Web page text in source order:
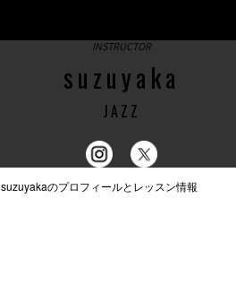
INSTRUCTOR
suzuyaka
JAZZ
suzuyakaのプロフィールとレッスン情報